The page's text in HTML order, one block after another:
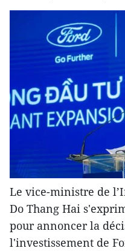
Le vice-ministre de
Do Thang Hai
pour annoncer la
l'investissement de